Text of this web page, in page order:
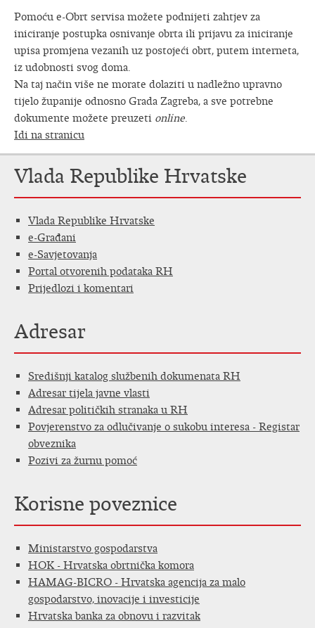
Pomoću e-Obrt servisa možete podnijeti zahtjev za
iniciranje postupka osnivanje obrta ili prijavu za iniciranje
upisa promjena vezanih uz postojeći obrt, putem interneta,
iz udobnosti svog doma.
Na taj način više ne morate dolaziti u nadležno upravno
tijelo županije odnosno Grada Zagreba, a sve potrebne
dokumente možete preuzeti online.
Idi na stranicu
Vlada Republike Hrvatske
Vlada Republike Hrvatske
e-Građani
e-Savjetovanja
Portal otvorenih podataka RH
Prijedlozi i komentari
Adresar
Središnji katalog službenih dokumenata RH
Adresar tijela javne vlasti
Adresar političkih stranaka u RH
Povjerenstvo za odlučivanje o sukobu interesa - Registar
obveznika
Pozivi za žurnu pomoć
Korisne poveznice
Ministarstvo gospodarstva
HOK - Hrvatska obrtnička komora
HAMAG-BICRO - Hrvatska agencija za malo
gospodarstvo, inovacije i investicije
Hrvatska banka za obnovu i razvitak